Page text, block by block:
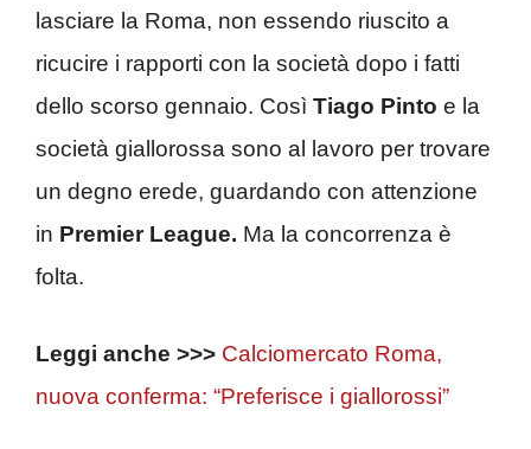
lasciare la Roma, non essendo riuscito a
ricucire i rapporti con la società dopo i fatti
dello scorso gennaio. Così Tiago Pinto e la
società giallorossa sono al lavoro per trovare
un degno erede, guardando con attenzione
in Premier League. Ma la concorrenza è
folta.
Leggi anche >>> Calciomercato Roma,
nuova conferma: “Preferisce i giallorossi”